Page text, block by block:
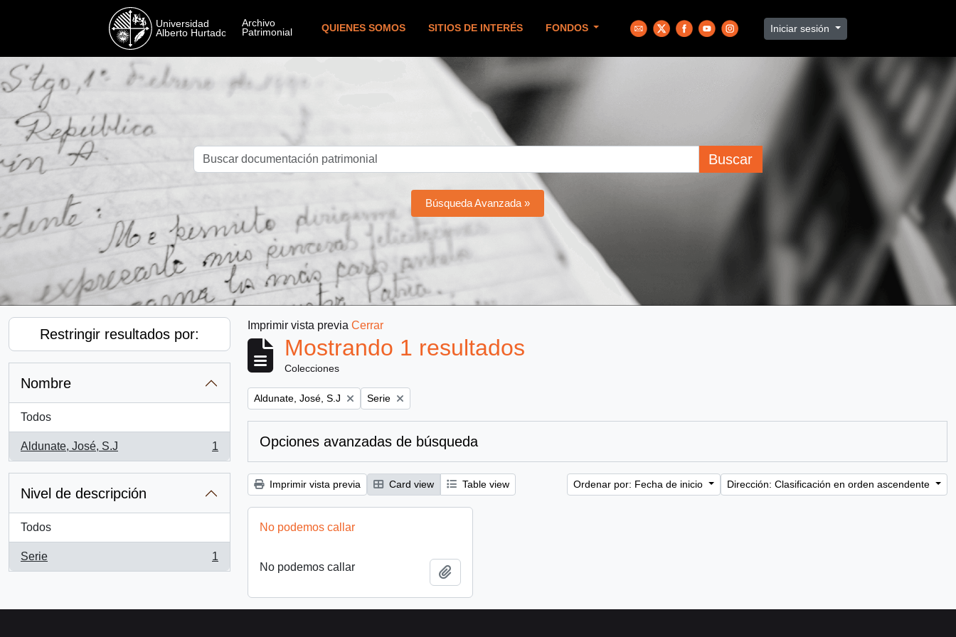
QUIENES SOMOS SITIOS DE INTERÉS FONDOS Iniciar sesión
Buscar
Búsqueda Avanzada »
Restringir resultados por:
Nombre
Todos
Aldunate, José, S.J
, 1 resultados
1
Nivel de descripción
Todos
Serie
, 1 resultados
1
Imprimir vista previa Cerrar
Mostrando 1 resultados
Colecciones
Remove filter:
Aldunate, José, S.J Remove filter:
Serie
Opciones avanzadas de búsqueda
Imprimir vista previa Card view Table view Ordenar por: Fecha de inicio Dirección: Clasificación en orden ascendente
No podemos callar
No podemos callar